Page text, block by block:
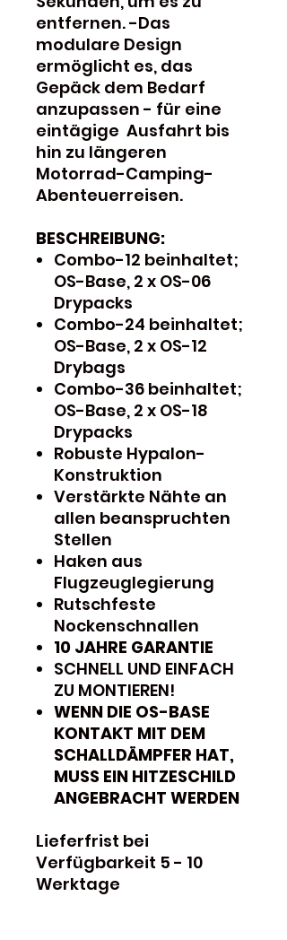
entfernen. -Das
modulare Design
ermöglicht es, das
Gepäck dem Bedarf
anzupassen - für eine
eintägige Ausfahrt bis
hin zu längeren
Motorrad-Camping-
Abenteuerreisen.
BESCHREIBUNG:
Combo-12 beinhaltet;
OS-Base, 2 x OS-06
Drypacks
Combo-24 beinhaltet;
OS-Base, 2 x OS-12
Drybags
Combo-36 beinhaltet;
OS-Base, 2 x OS-18
Drypacks
Robuste Hypalon-
Konstruktion
Verstärkte Nähte an
allen beanspruchten
Stellen
Haken aus
Flugzeuglegierung
Rutschfeste
Nockenschnallen
10 JAHRE GARANTIE
SCHNELL UND EINFACH
ZU MONTIEREN!
WENN DIE OS-BASE
KONTAKT MIT DEM
SCHALLDÄMPFER HAT,
MUSS EIN HITZESCHILD
ANGEBRACHT WERDEN
Lieferfrist bei
Verfügbarkeit 5 - 10
Werktage